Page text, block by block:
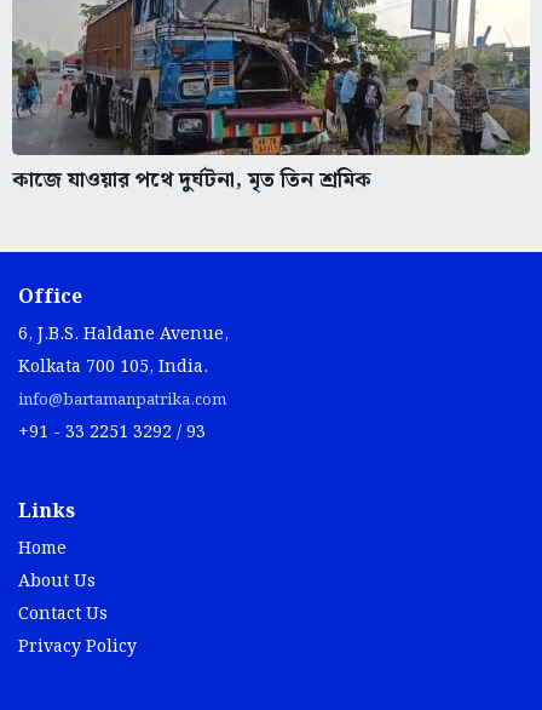
কাজে যাওয়ার পথে দুর্ঘটনা, মৃত তিন শ্রমিক
Office
6, J.B.S. Haldane Avenue,
Kolkata 700 105, India.
info@bartamanpatrika.com
+91 - 33 2251 3292 / 93
Links
Home
About Us
Contact Us
Privacy Policy